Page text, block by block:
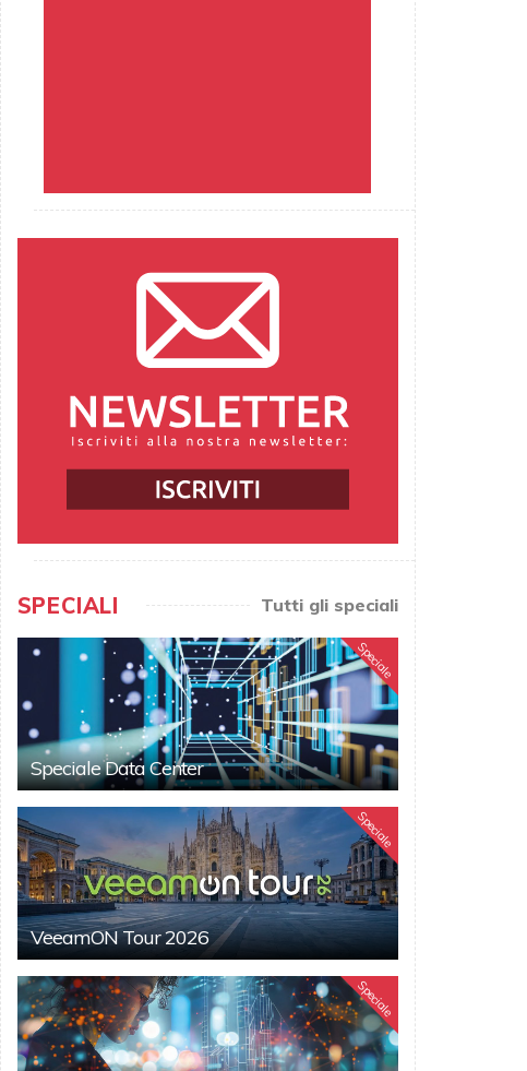
SPECIALI Tutti gli speciali
Speciale
Speciale Data Center
Speciale
VeeamON Tour 2026
Speciale